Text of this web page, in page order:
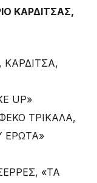
ΚΑΡΔΙΤΣΑΣ,
ΚΑΡΔΙΤΣΑ,
UP»
ΤΡΙΚΑΛΑ,
ΕΡΩΤΑ»
«ΤΑ